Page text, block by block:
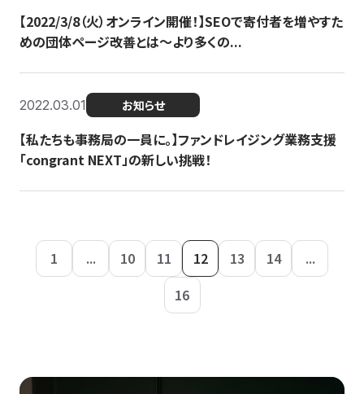
【2022/3/8（火）オンライン開催！】SEOで寄付者を増やすた
めの団体ページ改善とは～より多くの...
2022.03.01 お知らせ
【私たちも事務局の一員に。】ファンドレイジング業務支援
「congrant NEXT」の新しい挑戦！
1 ... 10 11 12 13 14
...
16